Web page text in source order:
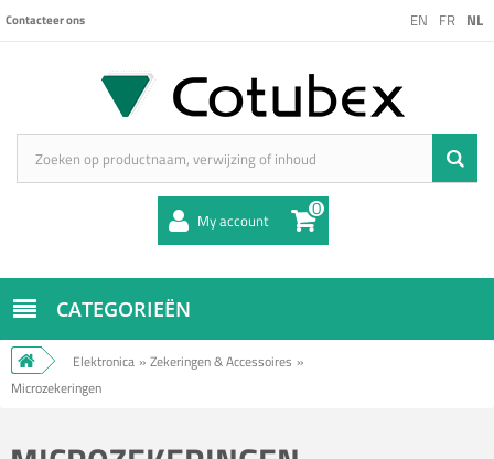
EN FR NL
Contacteer ons
My account 0
CATEGORIEËN
Elektronica » Zekeringen & Accessoires »
Microzekeringen